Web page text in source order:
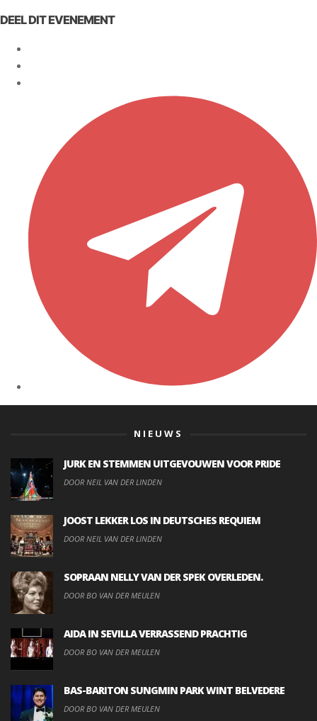
DEEL DIT EVENEMENT
NIEUWS
JURK EN STEMMEN UITGEVOUWEN VOOR PRIDE
DOOR NEIL VAN DER LINDEN
JOOST LEKKER LOS IN DEUTSCHES REQUIEM
DOOR NEIL VAN DER LINDEN
SOPRAAN NELLY VAN DER SPEK OVERLEDEN.
DOOR BO VAN DER MEULEN
AIDA IN SEVILLA VERRASSEND PRACHTIG
DOOR BO VAN DER MEULEN
BAS-BARITON SUNGMIN PARK WINT BELVEDERE
DOOR BO VAN DER MEULEN